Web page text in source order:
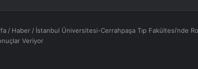
/ Haber / İstanbul Üniversitesi-Cerrahpaşa Tıp Fakültesi’nde
Veriyor